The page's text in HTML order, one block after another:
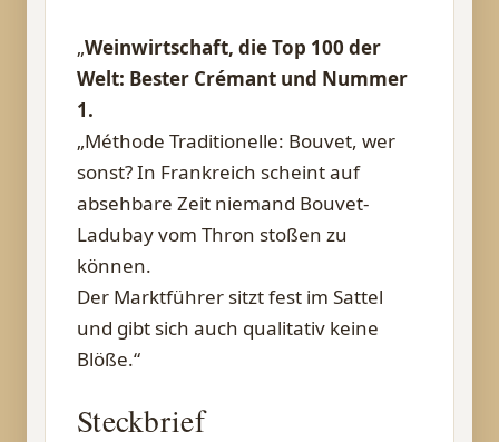
„Weinwirtschaft, die Top 100 der
Welt: Bester Crémant und Nummer
1.
„Méthode Traditionelle: Bouvet, wer
sonst? In Frankreich scheint auf
absehbare Zeit niemand Bouvet-
Ladubay vom Thron stoßen zu
können.
Der Marktführer sitzt fest im Sattel
und gibt sich auch qualitativ keine
Blöße.“
Steckbrief